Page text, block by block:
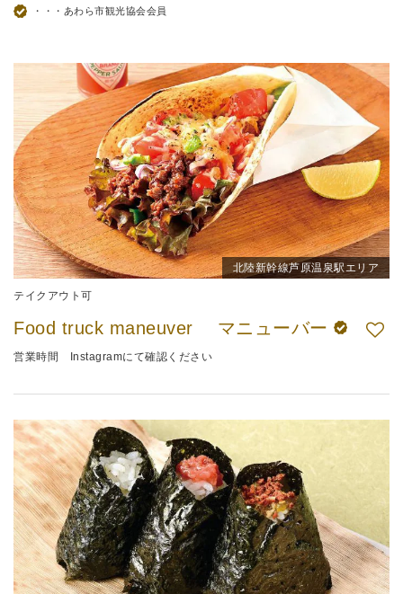
・・・あわら市観光協会会員
北陸新幹線芦原温泉駅エリア
テイクアウト可
Food truck maneuver マニューバー
営業時間 Instagramにて確認ください